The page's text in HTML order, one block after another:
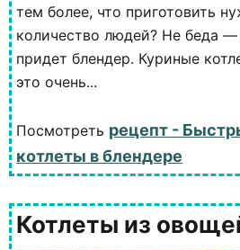
тем более, что приготовить
количество людей? Не беда
придет блендер. Куриные
это очень...
Посмотреть рецепт -
котлеты в блендере
Котлеты из